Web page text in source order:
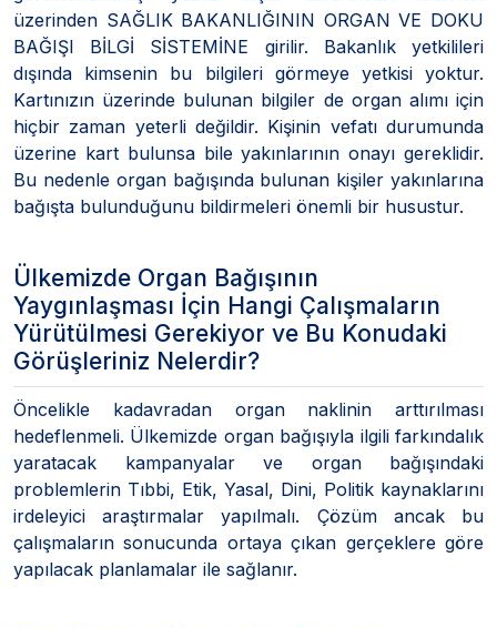
üzerinden SAĞLIK BAKANLIĞININ ORGAN VE DOKU
BAĞIŞI BİLGİ SİSTEMİNE girilir. Bakanlık yetkilileri
dışında kimsenin bu bilgileri görmeye yetkisi yoktur.
Kartınızın üzerinde bulunan bilgiler de organ alımı için
hiçbir zaman yeterli değildir. Kişinin vefatı durumunda
üzerine kart bulunsa bile yakınlarının onayı gereklidir.
Bu nedenle organ bağışında bulunan kişiler yakınlarına
bağışta bulunduğunu bildirmeleri önemli bir husustur.
Ülkemizde Organ Bağışının
Yaygınlaşması İçin Hangi Çalışmaların
Yürütülmesi Gerekiyor ve Bu Konudaki
Görüşleriniz Nelerdir?
Öncelikle kadavradan organ naklinin arttırılması
hedeflenmeli. Ülkemizde organ bağışıyla ilgili farkındalık
yaratacak kampanyalar ve organ bağışındaki
problemlerin Tıbbi, Etik, Yasal, Dini, Politik kaynaklarını
irdeleyici araştırmalar yapılmalı. Çözüm ancak bu
çalışmaların sonucunda ortaya çıkan gerçeklere göre
yapılacak planlamalar ile sağlanır.